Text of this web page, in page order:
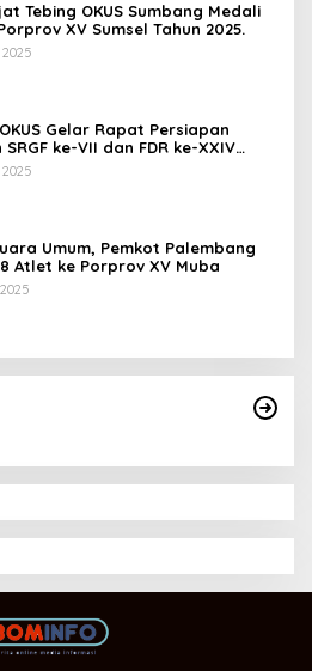
Tebing OKUS Sumbang Medali
XV Sumsel Tahun 2025.
Gelar Rapat Persiapan
ke-VII dan FDR ke-XXIV
Umum, Pemkot Palembang
Atlet ke Porprov XV Muba